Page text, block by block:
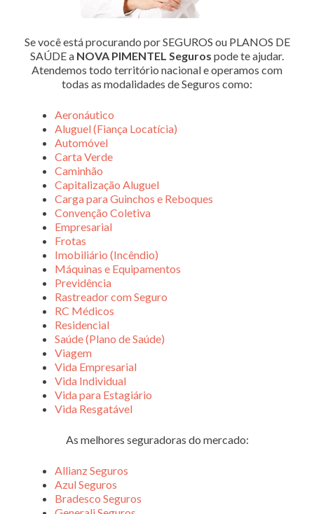
Se você está procurando por SEGUROS ou PLANOS DE
SAÚDE a NOVA PIMENTEL Seguros pode te ajudar.
Atendemos todo território nacional e operamos com
todas as modalidades de Seguros como:
Aeronáutico
Aluguel (Fiança Locatícia)
Automóvel
Carta Verde
Caminhão
Capitalização Aluguel
Carga para Guinchos e Reboques
Convenção Coletiva
Empresarial
Frotas
Imobiliário (Incêndio)
Máquinas e Equipamentos
Previdência
Rastreador com Seguro
RC Médicos
Residencial
Saúde (Plano de Saúde)
Viagem
Vida Empresarial
Vida Individual
Vida para Estagiário
Vida Resgatável
As melhores seguradoras do mercado:
Allianz Seguros
Azul Seguros
Bradesco Seguros